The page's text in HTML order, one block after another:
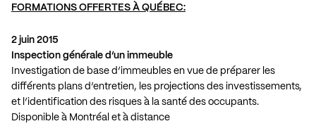
FORMATIONS OFFERTES À QUÉBEC:
2 juin 2015
Inspection générale d’un immeuble
Investigation de base d’immeubles en vue de préparer les
différents plans d’entretien, les projections des investissements,
et l’identification des risques à la santé des occupants.
Disponible à Montréal et à distance